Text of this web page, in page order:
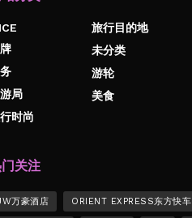
局
时尚
旅行目的地
未分类
游轮
美食
关注
万豪酒店 ORIENT EXPRESS东方快车